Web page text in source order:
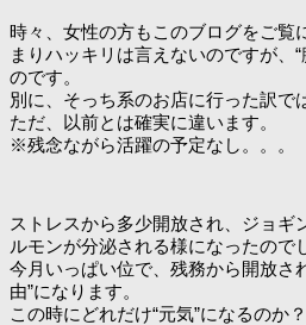
時々、女性の方もこのブログをご覧
まりハッキリは言えないのですが、
のです。
別に、そっち系のお店に行った訳で
ただ、以前とは確実に違います。
※残念ながら活躍の予定なし。。。
ストレスから多少開放され、ジョギ
ルモンが分泌される様になったので
今月いっぱい位で、残務から開放さ
由”になります。
この時にどれだけ“元気”になるのか